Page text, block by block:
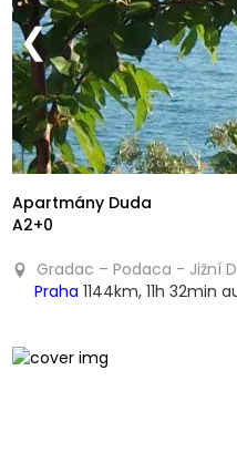
❮
Apartmány Duda
A2+0
Gradac – Podaca - Jižní
Praha 1144km, 11h 32min